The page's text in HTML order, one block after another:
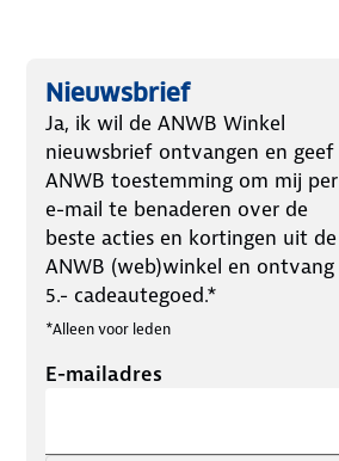
Nieuwsbrief
Ja, ik wil de ANWB Winkel
nieuwsbrief ontvangen en geef
ANWB toestemming om mij per
e-mail te benaderen over de
beste acties en kortingen uit de
ANWB (web)winkel en ontvang
5.- cadeautegoed.*
*Alleen voor leden
E-mailadres